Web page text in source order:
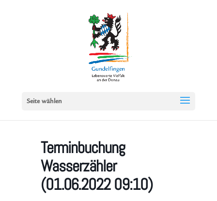
Seite wählen
Terminbuchung
Wasserzähler
(01.06.2022 09:10)